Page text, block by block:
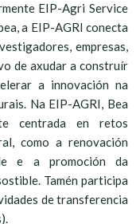
EIP-Agri Service
a EIP-AGRI conecta
empresas,
de axudar a construír
a innovación na
Na EIP-AGRI, Bea
centrada en retos
como a renovación
e a promoción da
Tamén participa
de transferencia